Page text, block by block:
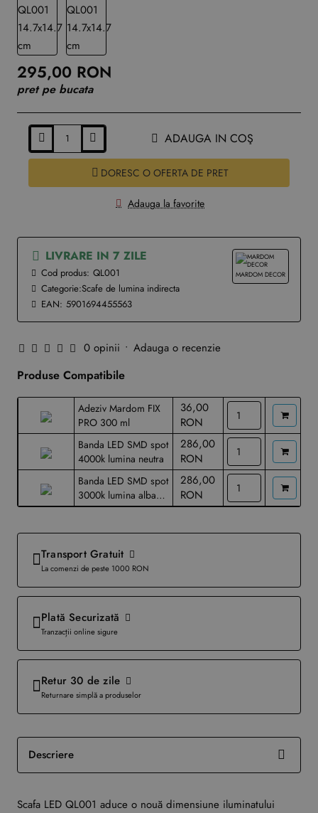
LIVRARE IN 7 ZILE
Cod produs: QL001
Categorie:Scafe de lumina indirecta
EAN: 5901694455563
MARDOM DECOR
0 opinii • Adauga o recenzie
295,00 RON
pret pe bucata
ADAUGA IN COŞ
DORESC O OFERTA DE PRET
Adauga la favorite
Produse Compatibile
Adeziv Mardom FIX
PRO 300 ml
36,00
RON
Banda LED SMD spot
4000k lumina neutra
286,00
RON
Banda LED SMD spot
3000k lumina alba
calda
286,00
RON
Descriere
Scafa LED QL001 aduce o nouă dimensiune iluminatului
Transport Gratuit
La comenzi de peste 1000 RON
Plată Securizată
Tranzacții online sigure
Retur 30 de zile
Returnare simplă a produselor